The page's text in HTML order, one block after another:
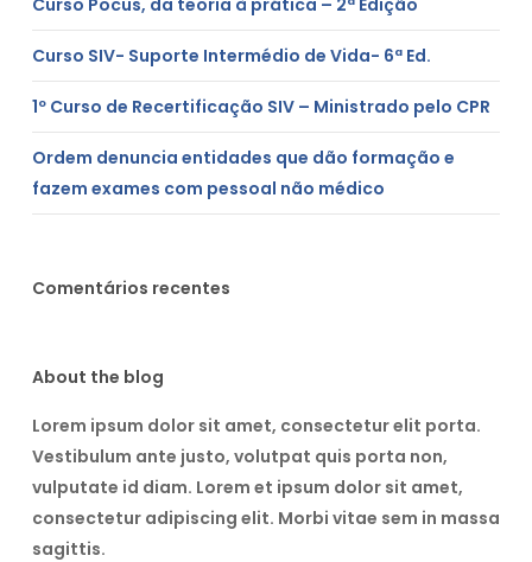
Curso SIV- Suporte Intermédio de Vida- 6ª Ed.
1º Curso de Recertificação SIV – Ministrado pelo CPR
Ordem denuncia entidades que dão formação e
fazem exames com pessoal não médico
Comentários recentes
About the blog
Lorem ipsum dolor sit amet, consectetur elit porta.
Vestibulum ante justo, volutpat quis porta non,
vulputate id diam. Lorem et ipsum dolor sit amet,
consectetur adipiscing elit. Morbi vitae sem in massa
sagittis.